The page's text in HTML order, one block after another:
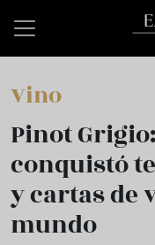
Vino
Pinot
conquistó
y cartas de
mundo